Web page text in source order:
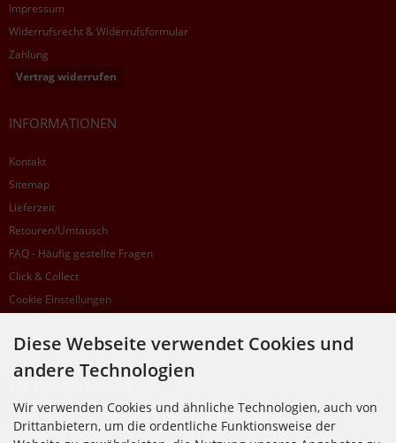
Impressum
Widerrufsrecht & Widerrufsformular
Zahlung
Vertrag widerrufen
INFORMATIONEN
Kontakt
Sitemap
Lieferzeit
Retouren/Umtausch
FAQ - Häufig gestellte Fragen
Click & Collect
Cookie Einstellungen
SUPPORTHOTLINE
Zu laufenden Aufträgen oder Fragen allgemein:
Montag, Dienstag, Donnerstag, Freitag: 10:00 - 16:00 Uhr
Diese Webseite verwendet Cookies und
andere Technologien
Wir verwenden Cookies und ähnliche Technologien, auch von
Drittanbietern, um die ordentliche Funktionsweise der